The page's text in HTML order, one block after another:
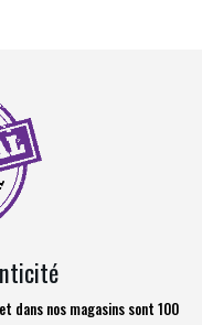
dans nos magasins sont 100